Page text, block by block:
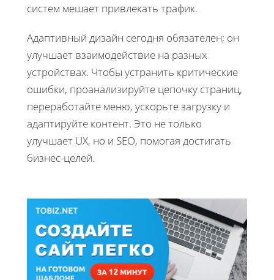
систем мешает привлекать трафик.
Адаптивный дизайн сегодня обязателен; он
улучшает взаимодействие на разных
устройствах. Чтобы устранить критические
ошибки, проанализируйте цепочку страниц,
переработайте меню, ускорьте загрузку и
адаптируйте контент. Это не только
улучшает UX, но и SEO, помогая достигать
бизнес-целей.